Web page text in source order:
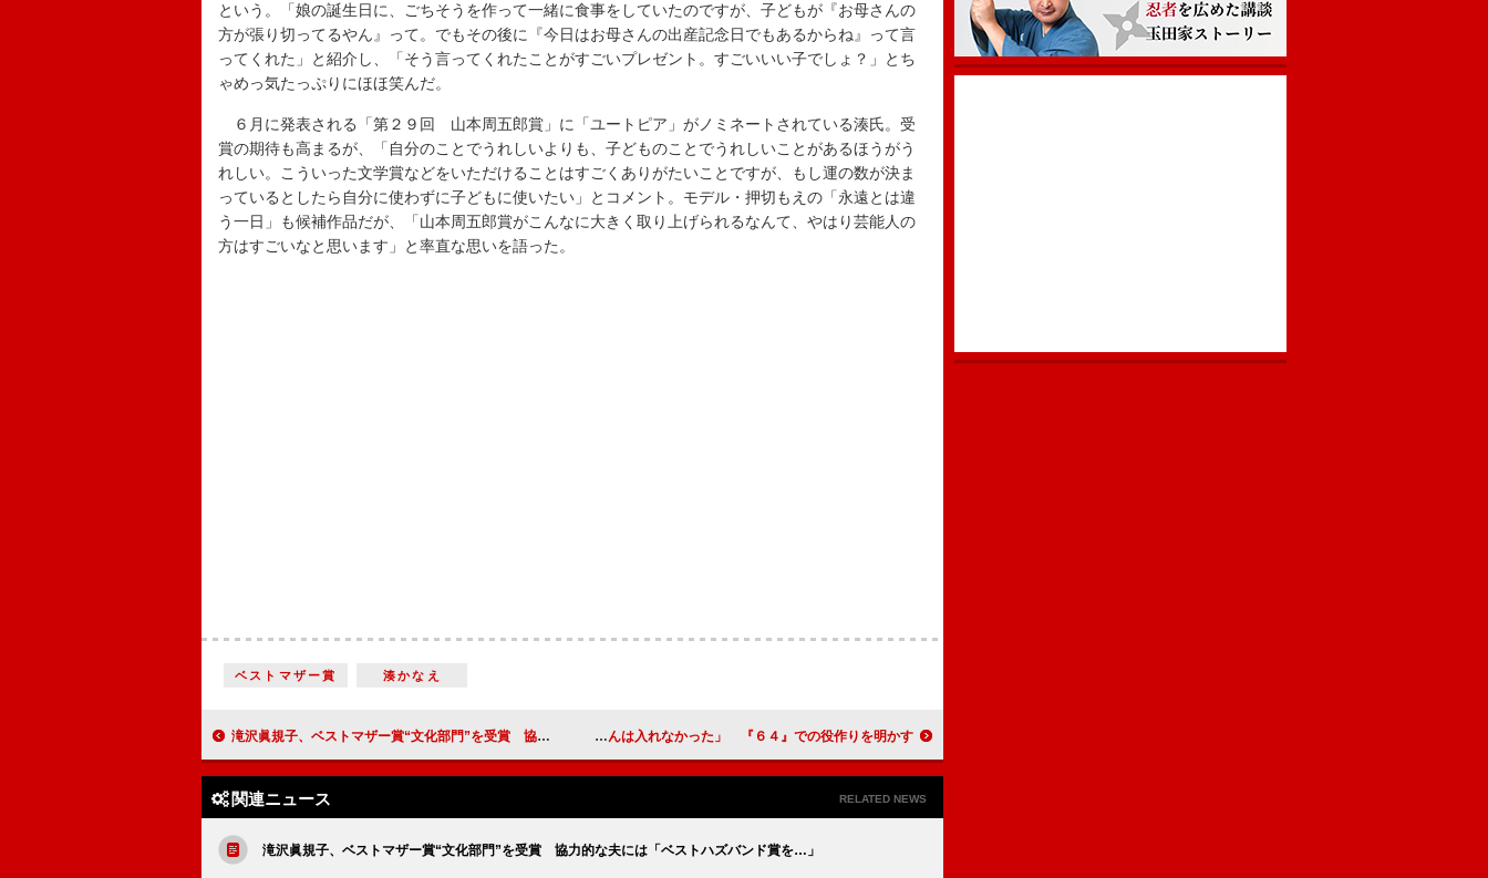
という。「娘の誕生日に、ごちそうを作って一緒に食事をしていたのですが、子どもが『お母さんの
方が張り切ってるやん』って。でもその後に『今日はお母さんの出産記念日でもあるからね』って言
ってくれた」と紹介し、「そう言ってくれたことがすごいプレゼント。すごいいい子でしょ？」とち
ゃめっ気たっぷりにほほ笑んだ。
６月に発表される「第２９回 山本周五郎賞」に「ユートピア」がノミネートされている湊氏。受
賞の期待も高まるが、「自分のことでうれしいよりも、子どものことでうれしいことがあるほうがう
れしい。こういった文学賞などをいただけることはすごくありがたいことですが、もし運の数が決ま
っているとしたら自分に使わずに子どもに使いたい」とコメント。モデル・押切もえの「永遠とは違
う一日」も候補作品だが、「山本周五郎賞がこんなに大きく取り上げられるなんて、やはり芸能人の
方はすごいなと思います」と率直な思いを語った。
ベストマザー賞 湊かなえ
滝沢眞規子、ベストマザー賞“文化部門”を受賞 協力的な夫には「ベストハズバンド賞を…」 佐藤浩市「酒の席に瑛太くんと坂口くんは入れなかった」 『６４』での役作りを明かす
関連ニュース RELATED NEWS
滝沢眞規子、ベストマザー賞“文化部門”を受賞 協力的な夫には「ベストハズバンド賞を…」